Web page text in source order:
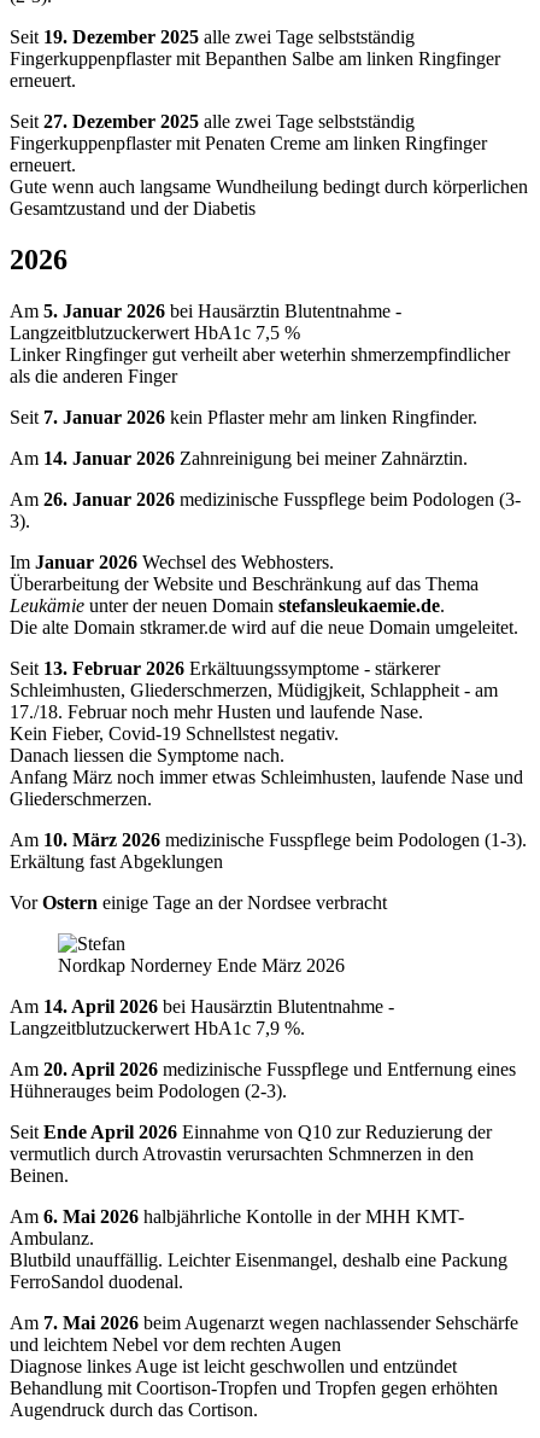
Seit 19. Dezember 2025 alle zwei Tage selbstständig
Fingerkuppenpflaster mit Bepanthen Salbe am linken Ringfinger
erneuert.
Seit 27. Dezember 2025 alle zwei Tage selbstständig
Fingerkuppenpflaster mit Penaten Creme am linken Ringfinger
erneuert.
Gute wenn auch langsame Wundheilung bedingt durch körperlichen
Gesamtzustand und der Diabetis
2026
Am 5. Januar 2026 bei Hausärztin Blutentnahme -
Langzeitblutzuckerwert HbA1c 7,5 %
Linker Ringfinger gut verheilt aber weterhin shmerzempfindlicher
als die anderen Finger
Seit 7. Januar 2026 kein Pflaster mehr am linken Ringfinder.
Am 14. Januar 2026 Zahnreinigung bei meiner Zahnärztin.
Am 26. Januar 2026 medizinische Fusspflege beim Podologen (3-
3).
Im Januar 2026 Wechsel des Webhosters.
Überarbeitung der Website und Beschränkung auf das Thema
Leukämie unter der neuen Domain stefansleukaemie.de.
Die alte Domain stkramer.de wird auf die neue Domain umgeleitet.
Seit 13. Februar 2026 Erkältuungssymptome - stärkerer
Schleimhusten, Gliederschmerzen, Müdigjkeit, Schlappheit - am
17./18. Februar noch mehr Husten und laufende Nase.
Kein Fieber, Covid-19 Schnellstest negativ.
Danach liessen die Symptome nach.
Anfang März noch immer etwas Schleimhusten, laufende Nase und
Gliederschmerzen.
Am 10. März 2026 medizinische Fusspflege beim Podologen (1-3).
Erkältung fast Abgeklungen
VorOstern einige Tage an der Nordsee verbracht
Nordkap Norderney Ende März 2026
Am 14. April 2026 bei Hausärztin Blutentnahme -
Langzeitblutzuckerwert HbA1c 7,9 %.
Am 20. April 2026 medizinische Fusspflege und Entfernung eines
Hühnerauges beim Podologen (2-3).
Seit Ende April 2026 Einnahme von Q10 zur Reduzierung der
vermutlich durch Atrovastin verursachten Schmnerzen in den
Beinen.
Am 6. Mai 2026 halbjährliche Kontolle in der MHH KMT-
Ambulanz.
Blutbild unauffällig. Leichter Eisenmangel, deshalb eine Packung
FerroSandol duodenal.
Am 7. Mai 2026 beim Augenarzt wegen nachlassender Sehschärfe
und leichtem Nebel vor dem rechten Augen
Diagnose linkes Auge ist leicht geschwollen und entzündet
Behandlung mit Coortison-Tropfen und Tropfen gegen erhöhten
Augendruck durch das Cortison.